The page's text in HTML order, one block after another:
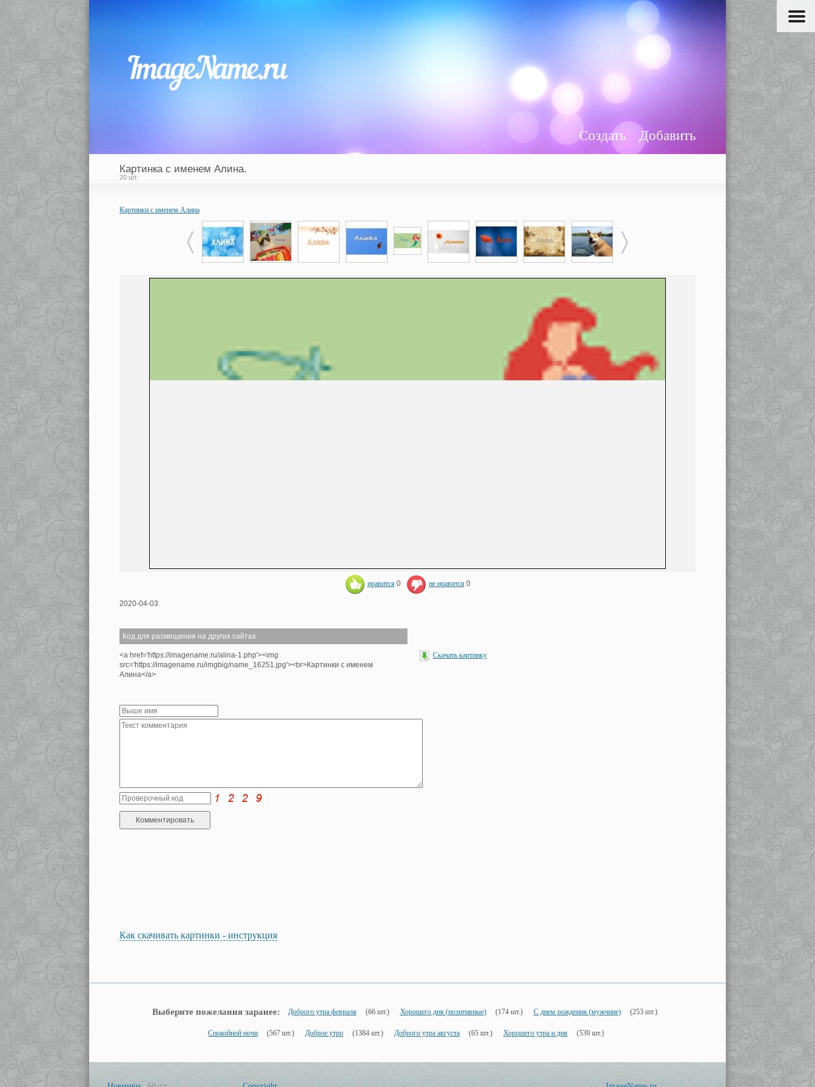
Добавить
Создать
Картинка с именем Алина.
20 шт.
Картинки с именем Алина
нравится 0 не нравится 0
2020-04-03
Код для размещения на других сайтах
<a href='https://imagename.ru/alina-1.php'><img
src='https://imagename.ru/imgbig/name_16251.jpg'><br>Картинки с именем
Алина</a>
Скачать картинку
Как скачивать картинки - инструкция
Выберите пожелания заранее: Доброго утра февраля (66 шт.) Хорошего дня (позитивные) (174 шт.) С днем рождения (мужчине) (253 шт.)
Спокойной ночи (567 шт.) Доброе утро (1384 шт.) Доброго утра августа (65 шт.) Хорошего утра и дня (539 шт.)